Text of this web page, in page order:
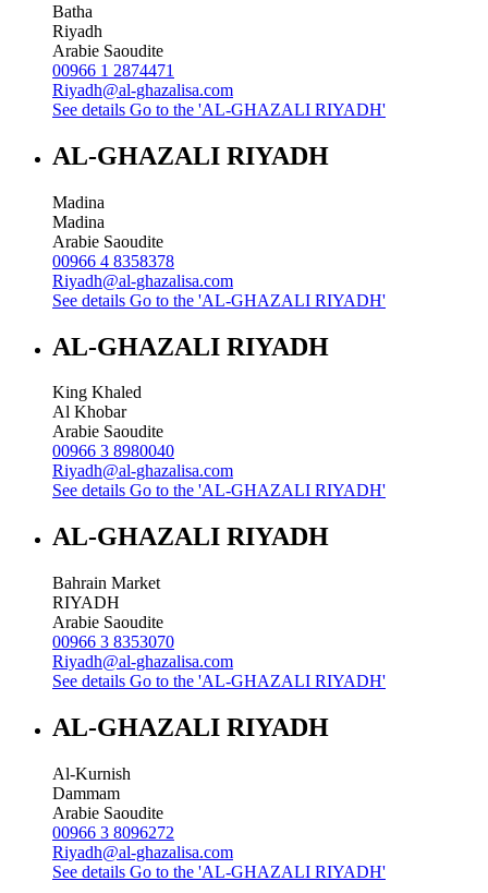
Batha
Riyadh
Arabie Saoudite
00966 1 2874471
Riyadh@al-ghazalisa.com
See details Go to the 'AL-GHAZALI RIYADH'
AL-GHAZALI RIYADH
Madina
Madina
Arabie Saoudite
00966 4 8358378
Riyadh@al-ghazalisa.com
See details Go to the 'AL-GHAZALI RIYADH'
AL-GHAZALI RIYADH
King Khaled
Al Khobar
Arabie Saoudite
00966 3 8980040
Riyadh@al-ghazalisa.com
See details Go to the 'AL-GHAZALI RIYADH'
AL-GHAZALI RIYADH
Bahrain Market
RIYADH
Arabie Saoudite
00966 3 8353070
Riyadh@al-ghazalisa.com
See details Go to the 'AL-GHAZALI RIYADH'
AL-GHAZALI RIYADH
Al-Kurnish
Dammam
Arabie Saoudite
00966 3 8096272
Riyadh@al-ghazalisa.com
See details Go to the 'AL-GHAZALI RIYADH'